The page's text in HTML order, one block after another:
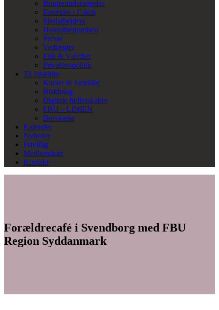
Brugerundersøgelse
Forældre i Fokus
Medarbejdere
Hovedbestyrelsen
Presse
Vedtægter
Etik & Værdier
Privatlivspolitik
Til forældre
Kurser til forældre
Bisidning
Digitale fællesskaber
FBU – LINIEN
Brevkasse
Kalender
Nyheder
Frivillig
Medlemskab
Kontakt
Forældrecafé i Svendborg med FBU
Region Syddanmark